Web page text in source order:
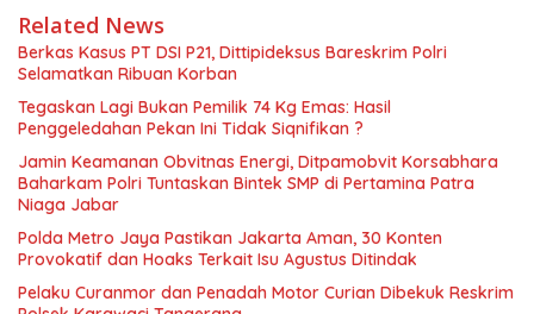
Related News
Berkas Kasus PT DSI P21, Dittipideksus Bareskrim Polri
Selamatkan Ribuan Korban
Tegaskan Lagi Bukan Pemilik 74 Kg Emas: Hasil
Penggeledahan Pekan Ini Tidak Siqnifikan ?
Jamin Keamanan Obvitnas Energi, Ditpamobvit Korsabhara
Baharkam Polri Tuntaskan Bintek SMP di Pertamina Patra
Niaga Jabar
Polda Metro Jaya Pastikan Jakarta Aman, 30 Konten
Provokatif dan Hoaks Terkait Isu Agustus Ditindak
Pelaku Curanmor dan Penadah Motor Curian Dibekuk Reskrim